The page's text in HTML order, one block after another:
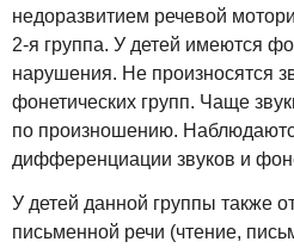
недоразвитием речевой
2-я группа. У детей имеются
нарушения. Не произносятся
фонетических групп. Чаще
по произношению.
дифференциации звуков и
У детей данной группы также
письменной речи (чтение,